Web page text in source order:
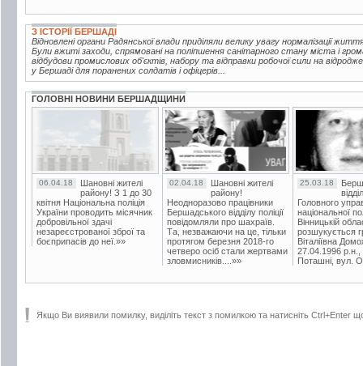
З ІСТОРІЇ БЕРШАДІ
Відновлені органи Радянської влади приділяли велику увагу нормалізації
Були вжиті заходи, спрямовані на поліпшення санітарного стану міста і
відбудови промислових об'єктів, набору та відправки робочої сили на
у Бершаді для поранених солдатів і офіцерів...
ГОЛОВНІ НОВИНИ БЕРШАДЩИНИ
06.04.18
Шановні жителі
району! З 1 до 30
квітня Національна поліція
України проводить місячник
добровільної здачі
незареєстрованої зброї та
боєприпасів до неї.»»
02.04.18
Шановні жителі
району!
Неодноразово працівники
Бершадського відділу поліції
повідомляли про шахраїв.
Та, незважаючи на це, тільки
протягом березня 2018-го
четверо осіб стали жертвами
зловмисників....»»
25.03.18
Головного
національної
Вінницькій
розшукується
Віталіївна
27.04.1996 р.н.,
Поташні, вул.
Якщо Ви виявили помилку, виділіть текст з помилкою та натисніть Ctrl+Enter